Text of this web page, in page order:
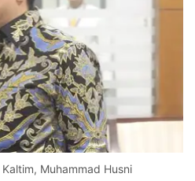
Muhammad Husni